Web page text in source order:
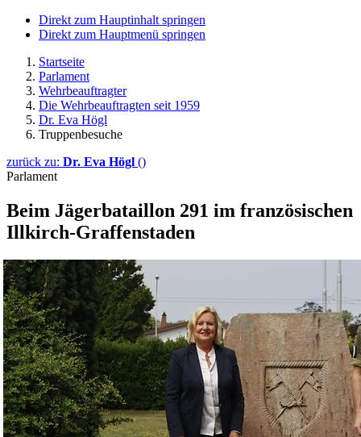
Direkt zum Hauptinhalt springen
Direkt zum Hauptmenü springen
Startseite
Parlament
Wehrbeauftragter
Die Wehrbeauftragten seit 1959
Dr. Eva Högl
Truppenbesuche
zurück zu: Dr. Eva Högl ()
Parlament
Beim Jäger­bataillon 291 im französischen
Illkirch-Graffenstaden